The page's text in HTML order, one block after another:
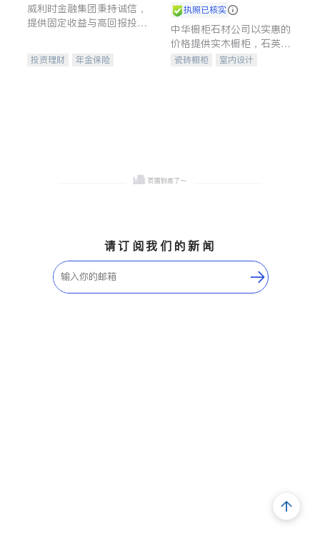
威利时金融集团秉持诚信，
提供固定收益与高回报投资
合，助力客户实现目标
投资理财
年金保险
执照已核实
中华橱柜石材公司以实惠的
价格提供实木橱柜，石英石
台面，多种优质不锈钢水
瓷砖橱柜
室内设计
请订阅我们的新闻